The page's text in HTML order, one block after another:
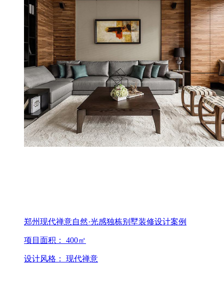
郑州现代禅意自然·光感独栋别墅装修设计案例
项目面积： 400㎡
设计风格： 现代禅意